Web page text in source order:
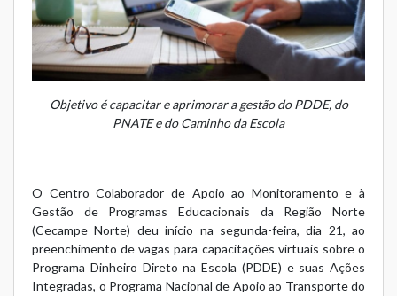
Objetivo é capacitar e aprimorar a gestão do PDDE, do
PNATE e do Caminho da Escola
O Centro Colaborador de Apoio ao Monitoramento e à
Gestão de Programas Educacionais da Região Norte
(Cecampe Norte) deu início na segunda-feira, dia 21, ao
preenchimento de vagas para capacitações virtuais sobre o
Programa Dinheiro Direto na Escola (PDDE) e suas Ações
Integradas, o Programa Nacional de Apoio ao Transporte do